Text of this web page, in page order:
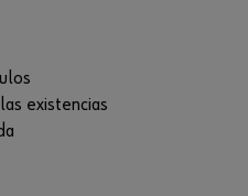
ahora
existencias